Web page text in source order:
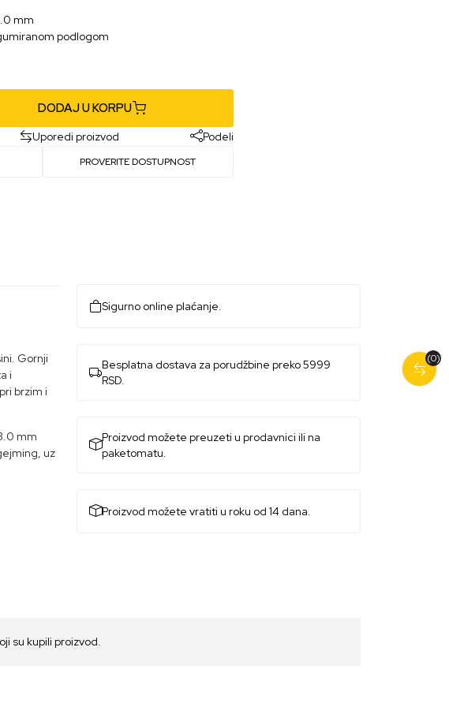
mm
podlogom
DODAJ U KORPU
Uporedi proizvod Podeli
PROVERITE DOSTUPNOST
(0)
Gornji
i
brzim i
mm
uz
Sigurno online plaćanje.
Besplatna dostava za porudžbine preko 5999
RSD.
Proizvod možete preuzeti u prodavnici ili na
paketomatu.
Proizvod možete vratiti u roku od 14 dana.
su kupili proizvod.